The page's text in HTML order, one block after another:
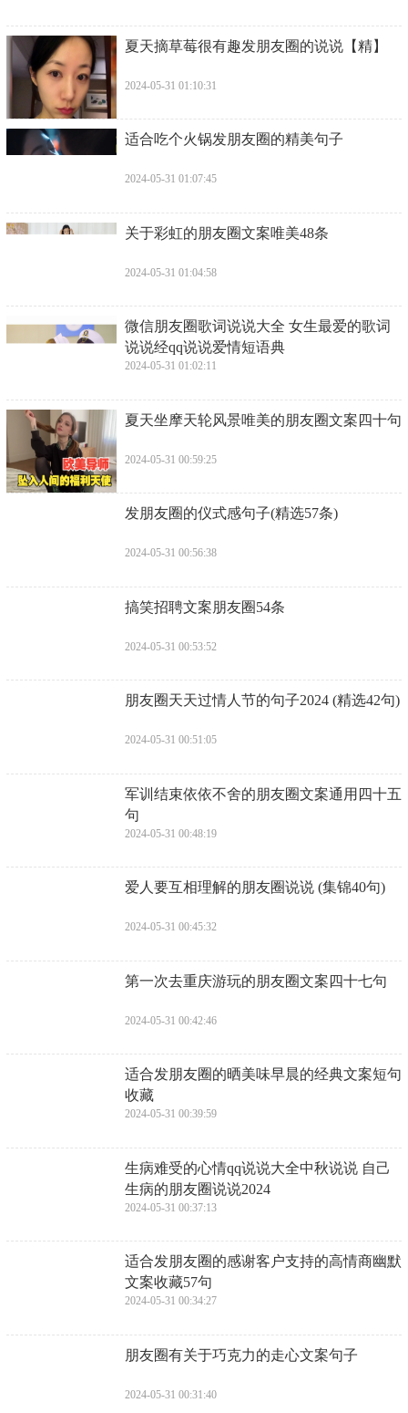
​夏天摘草莓很有趣发朋友圈的说说【精】
2024-05-31 01:10:31
​适合吃个火锅发朋友圈的精美句子
2024-05-31 01:07:45
​关于彩虹的朋友圈文案唯美48条
2024-05-31 01:04:58
​微信朋友圈歌词说说大全 女生最爱的歌词
说说经qq说说爱情短语典
2024-05-31 01:02:11
​夏天坐摩天轮风景唯美的朋友圈文案四十句
2024-05-31 00:59:25
​发朋友圈的仪式感句子(精选57条)
2024-05-31 00:56:38
​搞笑招聘文案朋友圈54条
2024-05-31 00:53:52
​朋友圈天天过情人节的句子2024 (精选42句)
2024-05-31 00:51:05
​军训结束依依不舍的朋友圈文案通用四十五
句
2024-05-31 00:48:19
​爱人要互相理解的朋友圈说说 (集锦40句)
2024-05-31 00:45:32
​第一次去重庆游玩的朋友圈文案四十七句
2024-05-31 00:42:46
​适合发朋友圈的晒美味早晨的经典文案短句
收藏
2024-05-31 00:39:59
​生病难受的心情qq说说大全中秋说说 自己
生病的朋友圈说说2024
2024-05-31 00:37:13
​适合发朋友圈的感谢客户支持的高情商幽默
文案收藏57句
2024-05-31 00:34:27
​朋友圈有关于巧克力的走心文案句子
2024-05-31 00:31:40